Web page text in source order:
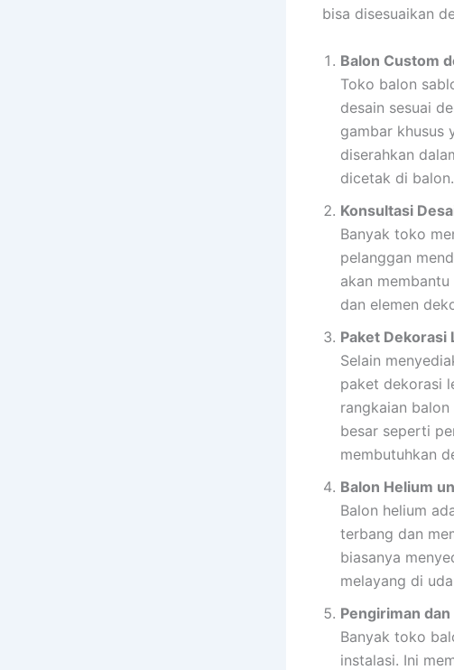
bisa disesuaikan
Balon Custom
Toko balon
desain sesuai
gambar khusus
diserahkan
dicetak di balon.
Konsultasi
Banyak toko
pelanggan
akan
dan elemen
Paket Dekorasi
Selain
paket dekorasi
rangkaian
besar seperti
membutuhkan
Balon Helium
Balon helium
terbang dan
biasanya
melayang di
Pengiriman
Banyak toko
instalasi. Ini